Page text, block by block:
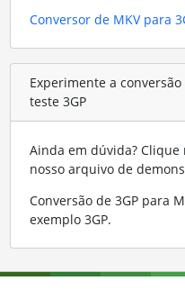
Conversor de MKV para
Experimente a
teste 3GP
Ainda em dúvida?
nosso arquivo de
Conversão de 3GP para
exemplo 3GP.